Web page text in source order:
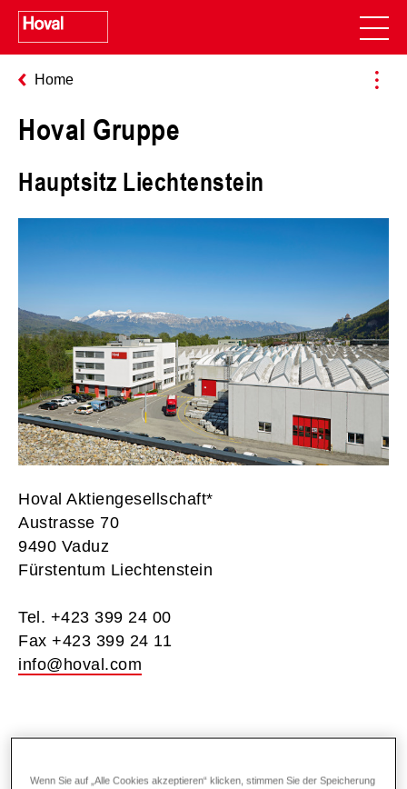
Home
Hoval Gruppe
Hauptsitz Liechtenstein
Hoval Aktiengesellschaft*
Austrasse 70
9490 Vaduz
Fürstentum Liechtenstein
Tel. +423 399 24 00
Fax +423 399 24 11
info@hoval.com
Hoval Gesellschaften im Überblick
Wenn Sie auf „Alle Cookies akzeptieren“ klicken, stimmen Sie der Speicherung